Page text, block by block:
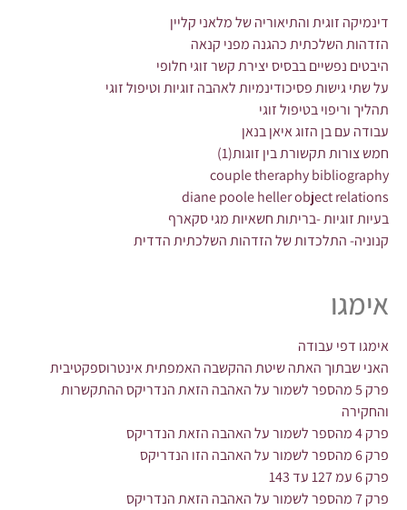
דינמיקה זוגית והתיאוריה של מלאני קליין
הזדהות השלכתית כהגנה מפני קנאה
היבטים נפשיים בבסיס יצירת קשר זוגי חלופי
על שתי גישות פסיכודינמיות לאהבה זוגיות וטיפול זוגי
תהליך וריפוי בטיפול זוגי
עבודה עם בן הזוג איאן בנאן
חמש צורות תקשורת בין זוגות(1)
couple theraphy bibliography
diane poole heller object relations
בעיות זוגיות -בריתות חשאיות מגי סקארף
קנוניה- התלכדות של הזדהות השלכתית הדדית
אימגו
אימגו דפי עבודה
האני שבתוך האתה שיטת ההקשבה האמפתית אינטרוספקטיבית
פרק 5 מהספר לשמור על האהבה הזאת הנדריקס ההתקשרות
והחקירה
פרק 4 מהספר לשמור על האהבה הזאת הנדריקס
פרק 6 מהספר לשמור על האהבה הזו הנדריקס
פרק 6 עמ 127 עד 143
פרק 7 מהספר לשמור על האהבה הזאת הנדריקס